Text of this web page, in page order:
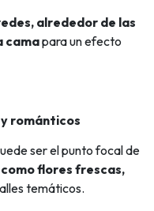
alrededor de las
camapara un efecto
románticos
ser el punto focal de
flores frescas,
temáticos.